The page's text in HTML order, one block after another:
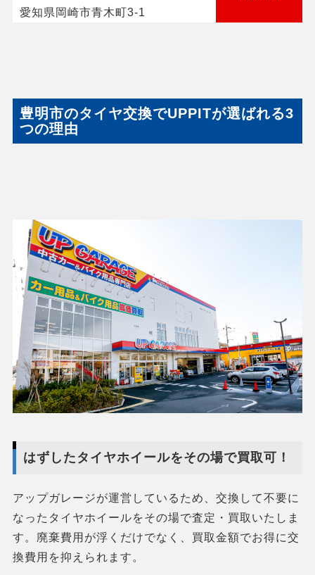
愛知県岡崎市青木町3-1
豊明市のタイヤ交換でUPPITが選ばれる3
つの理由
はずしたタイヤホイールをその場で買取可！
アップガレージが運営しているため、交換して不要に
なったタイヤホイールをその場で査定・買取いたしま
す。廃棄費用が浮くだけでなく、買取金額でお得に交
換費用を抑えられます。